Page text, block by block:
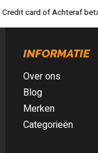
card of Achteraf betalen)
INFORMATIE
Over ons
Blog
Merken
Categorieën